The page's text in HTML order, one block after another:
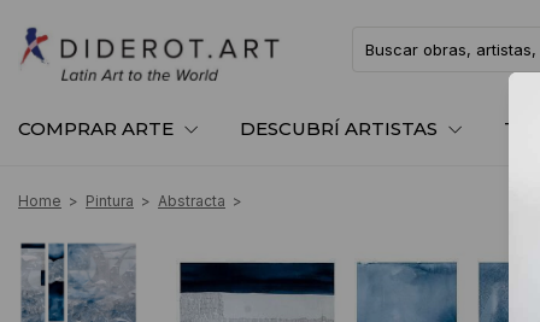
COMPRAR ARTE DESCUBRÍ ARTISTAS TE
Home > Pintura > Abstracta >